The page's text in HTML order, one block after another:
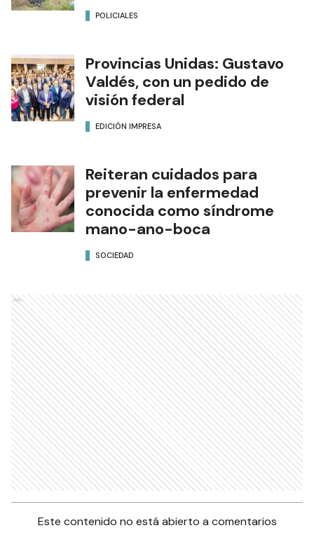
POLICIALES
Provincias Unidas: Gustavo
Valdés, con un pedido de
visión federal
EDICIÓN IMPRESA
Reiteran cuidados para
prevenir la enfermedad
conocida como síndrome
mano-ano-boca
SOCIEDAD
Ads
Este contenido no está abierto a comentarios